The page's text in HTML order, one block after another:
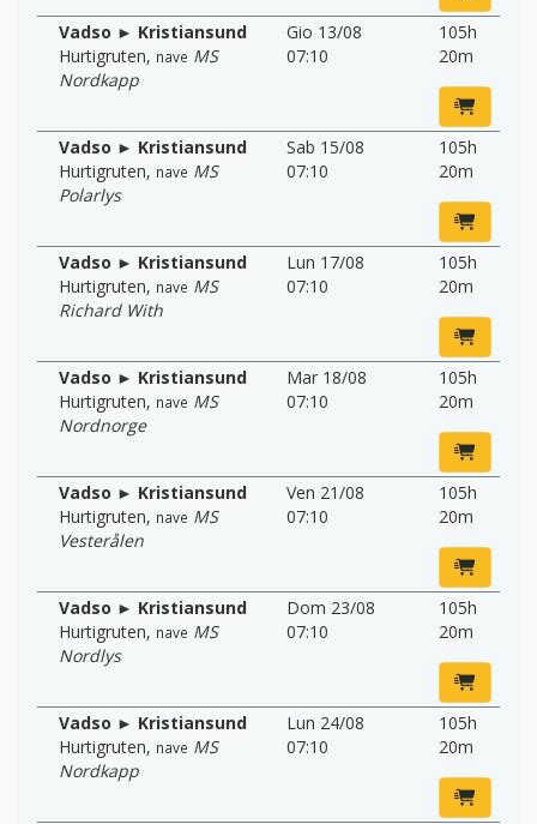
Vadso ► Kristiansund
Hurtigruten, nave MS
Nordkapp
Gio 13/08
07:10
105h
20m
Vadso ► Kristiansund
Hurtigruten, nave MS
Polarlys
Sab 15/08
07:10
105h
20m
Vadso ► Kristiansund
Hurtigruten, nave MS
Richard With
Lun 17/08
07:10
105h
20m
Vadso ► Kristiansund
Hurtigruten, nave MS
Nordnorge
Mar 18/08
07:10
105h
20m
Vadso ► Kristiansund
Hurtigruten, nave MS
Vesterålen
Ven 21/08
07:10
105h
20m
Vadso ► Kristiansund
Hurtigruten, nave MS
Nordlys
Dom 23/08
07:10
105h
20m
Vadso ► Kristiansund
Hurtigruten, nave MS
Nordkapp
Lun 24/08
07:10
105h
20m